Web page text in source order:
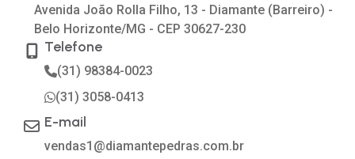
Avenida João Rolla Filho, 13 - Diamante (Barreiro) -
Belo Horizonte/MG - CEP 30627-230
Telefone
(31) 98384-0023
(31) 3058-0413
E-mail
vendas1@diamantepedras.com.br